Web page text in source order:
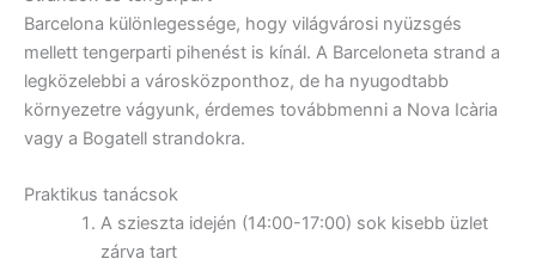
Barcelona különlegessége, hogy világvárosi nyüzsgés
mellett tengerparti pihenést is kínál. A Barceloneta strand a
legközelebbi a városközponthoz, de ha nyugodtabb
környezetre vágyunk, érdemes továbbmenni a Nova Icària
vagy a Bogatell strandokra.
Praktikus tanácsok
A szieszta idején (14:00-17:00) sok kisebb üzlet
zárva tart